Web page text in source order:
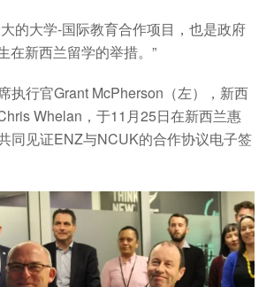
的大学-国际教育合作项目，也是政府
在新西兰留学的举措。”
执行官Grant McPherson（左），新西
Whelan，于11月25日在新西兰惠
同见证ENZ与NCUK的合作协议电子签